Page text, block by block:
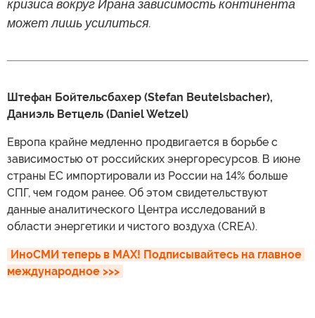
кризиса вокруг Ирана зависимость континента
может лишь усилиться.
Штефан Бойтельсбахер (Stefan Beutelsbacher),
Даниэль Ветцель (Daniel Wetzel)
Европа крайне медленно продвигается в борьбе с
зависимостью от российских энергоресурсов. В июне
страны ЕС импортировали из России на 14% больше
СПГ, чем годом ранее. Об этом свидетельствуют
данные аналитического Центра исследований в
области энергетики и чистого воздуха (CREA).
ИноСМИ теперь в MAX! Подписывайтесь на главное
международное >>>